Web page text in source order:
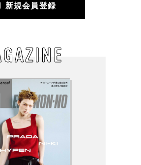
新規会員登録